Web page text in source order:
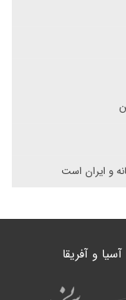
و ایران است
آسیا و آفریقا